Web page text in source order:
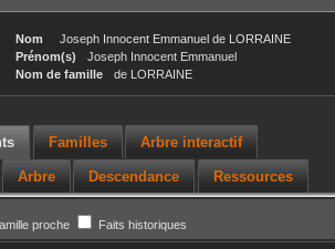
Nom Joseph Innocent Emmanuel de LORRAINE
Prénom(s)
Joseph Innocent Emmanuel
Nom de famille
de LORRAINE
Familles Arbre interactif
Arbre Descendance Ressources
proche Faits historiques